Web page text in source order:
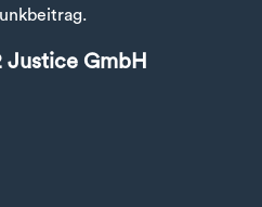
GmbH